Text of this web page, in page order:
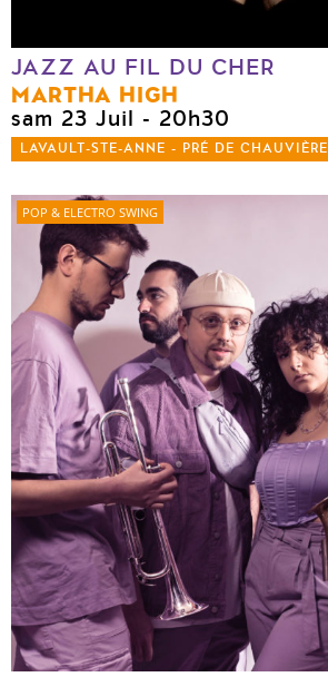
JAZZ AU FIL DU CHER
MARTHA HIGH
sam 23 Juil - 20h30
LAVAULT-STE-ANNE - PRÉ DE CHAUVIÈRE
POP & ELECTRO SWING